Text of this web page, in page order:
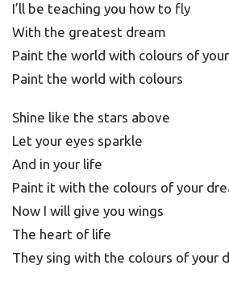
I’ll be teaching you how to fly
With the greatest dream
Paint the world with colours of
Paint the world with colours
Shine like the stars above
Let your eyes sparkle
And in your life
Paint it with the colours of your
Now I will give you wings
The heart of life
They sing with the colours of your